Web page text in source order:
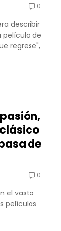
0
describir
película de
regrese",
de
0
el vasto
películas